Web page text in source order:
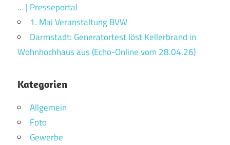
… | Presseportal
1. Mai Veranstaltung BVW
Darmstadt: Generatortest löst Kellerbrand in
Wohnhochhaus aus (Echo-Online vom 28.04.26)
Kategorien
Allgemein
Foto
Gewerbe